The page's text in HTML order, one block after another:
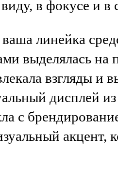
в фокусе и в
линейка
выделялась на
взгляды и
дисплей из
с
акцент,